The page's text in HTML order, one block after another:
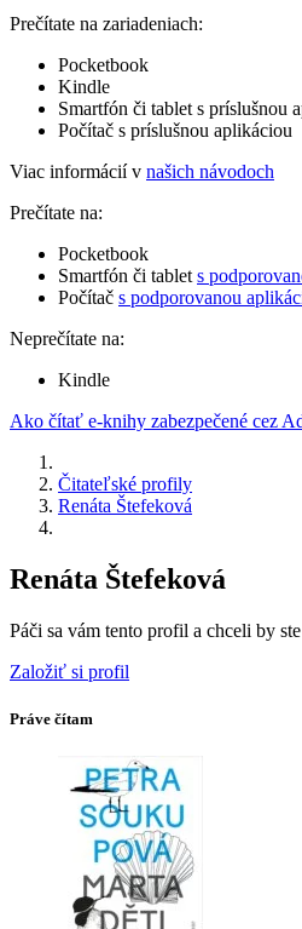
Prečítate na zariadeniach:
Pocketbook
Kindle
Smartfón či tablet s príslušnou
Počítač s príslušnou aplikáciou
Viac informácií v našich návodoch
Prečítate na:
Pocketbook
Smartfón či tablet s
Počítač s podporovanou
Neprečítate na:
Kindle
Ako čítať e-knihy zabezpečené cez
Čitateľské profily
Renáta Štefeková
Renáta Štefeková
Páči sa vám tento profil a chceli by
Založiť si profil
Práve čítam